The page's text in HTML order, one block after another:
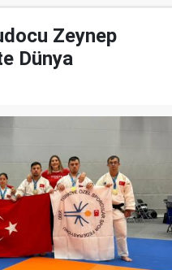
Zeynep
Dünya